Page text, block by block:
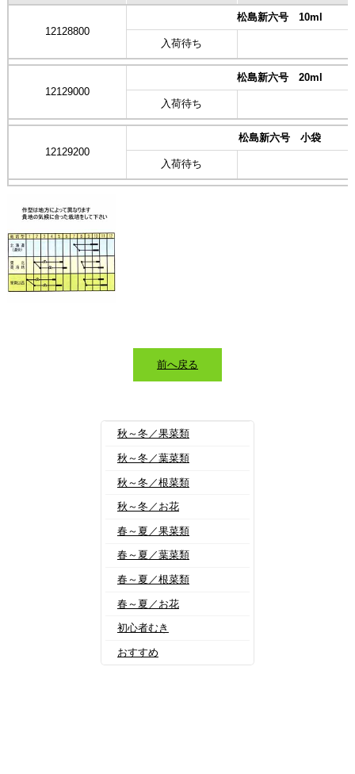
12128800
松島新六号 10ml
入荷待ち
12129000
松島新六号 20ml
入荷待ち
12129200
松島新六号 小袋
入荷待ち
前へ戻る
秋～冬／果菜類
秋～冬／葉菜類
秋～冬／根菜類
秋～冬／お花
春～夏／果菜類
春～夏／葉菜類
春～夏／根菜類
春～夏／お花
初心者むき
おすすめ